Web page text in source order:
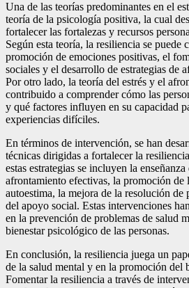
Una de las teorías predominantes en el
teoría de la psicología positiva, la cual
fortalecer las fortalezas y recursos
Según esta teoría, la resiliencia se puede
promoción de emociones positivas, el
sociales y el desarrollo de estrategias de
Por otro lado, la teoría del estrés y el
contribuido a comprender cómo las
y qué factores influyen en su capacidad
experiencias difíciles.
En términos de intervención, se han
técnicas dirigidas a fortalecer la
estas estrategias se incluyen la
afrontamiento efectivas, la promoción de
autoestima, la mejora de la resolución
del apoyo social. Estas intervenciones
en la prevención de problemas de salud
bienestar psicológico de las personas.
En conclusión, la resiliencia juega un
de la salud mental y en la promoción del
Fomentar la resiliencia a través de